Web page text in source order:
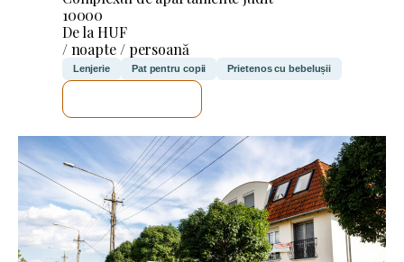
10000
De la HUF
/ noapte / persoană
Lenjerie Pat pentru copii Prietenos cu bebelușii